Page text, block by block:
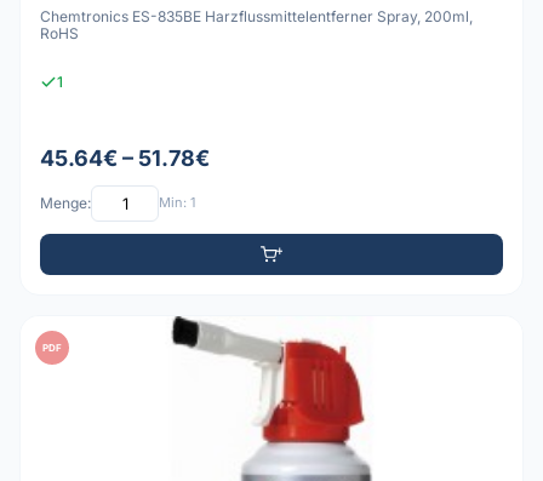
Chemtronics ES-835BE Harzflussmittelentferner Spray, 200ml,
RoHS
1
45.64€ – 51.78€
Menge: Min: 1
PDF